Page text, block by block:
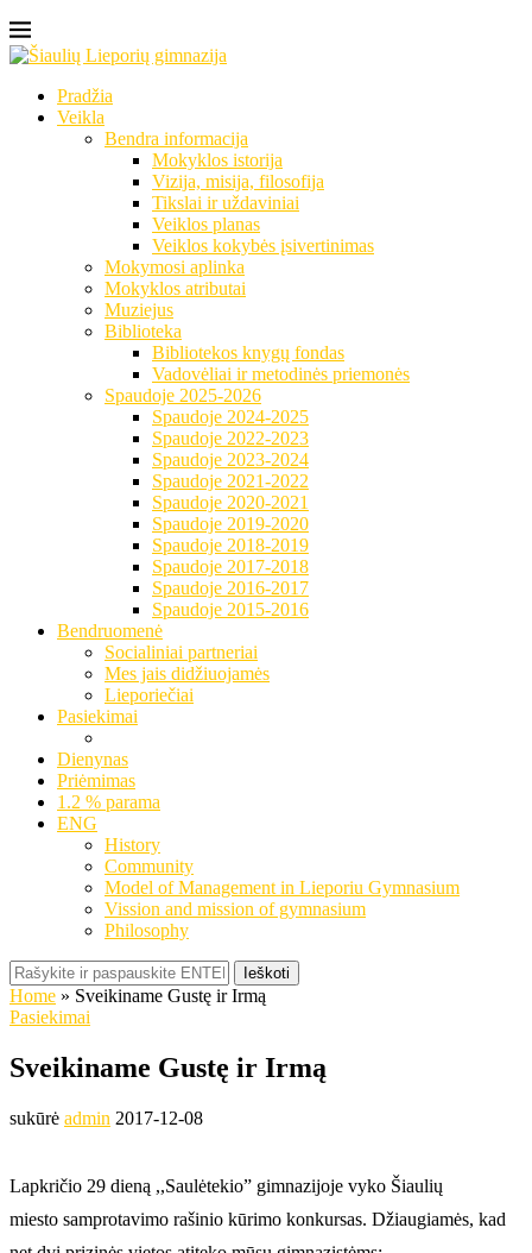
Pradžia
Veikla
Bendra informacija
Mokyklos istorija
Vizija, misija, filosofija
Tikslai ir uždaviniai
Veiklos planas
Veiklos kokybės įsivertinimas
Mokymosi aplinka
Mokyklos atributai
Muziejus
Biblioteka
Bibliotekos knygų fondas
Vadovėliai ir metodinės priemonės
Spaudoje 2025-2026
Spaudoje 2024-2025
Spaudoje 2022-2023
Spaudoje 2023-2024
Spaudoje 2021-2022
Spaudoje 2020-2021
Spaudoje 2019-2020
Spaudoje 2018-2019
Spaudoje 2017-2018
Spaudoje 2016-2017
Spaudoje 2015-2016
Bendruomenė
Socialiniai partneriai
Mes jais didžiuojamės
Lieporiečiai
Pasiekimai
Dienynas
Priėmimas
1.2 % parama
ENG
History
Community
Model of Management in Lieporiu Gymnasium
Vission and mission of gymnasium
Philosophy
Ieškoti
Home » Sveikiname Gustę ir Irmą
Pasiekimai
Sveikiname Gustę ir Irmą
sukūrė admin 2017-12-08
Lapkričio 29 dieną ,,Saulėtekio” gimnazijoje vyko Šiaulių
miesto samprotavimo rašinio kūrimo konkursas. Džiaugiamės, kad